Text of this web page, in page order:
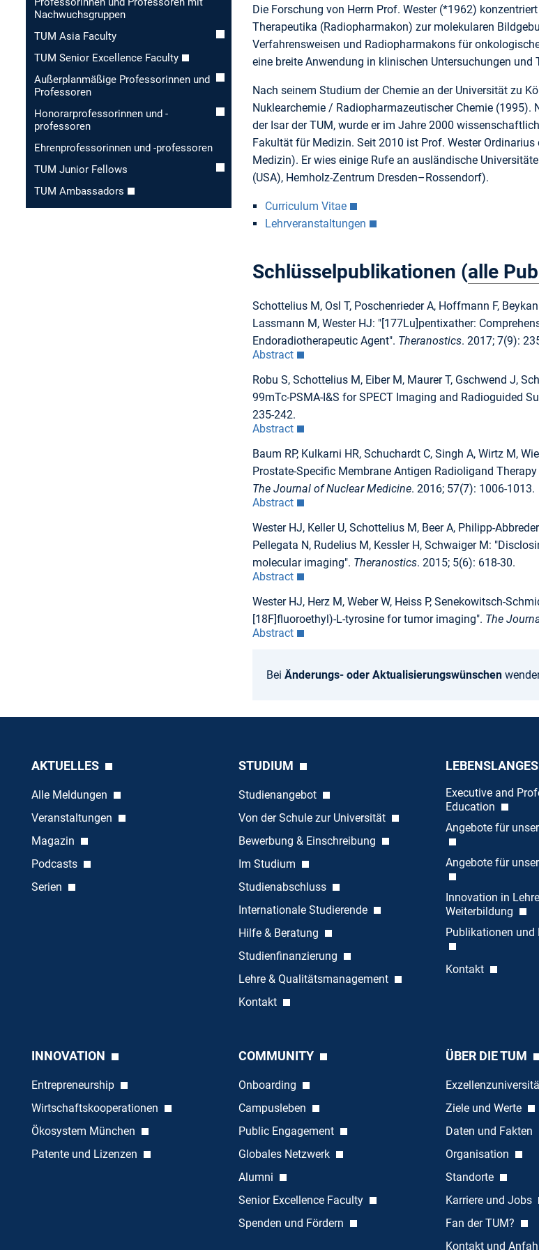
Nachwuchsgruppen
TUM Asia Faculty
TUM Senior Excellence Faculty
Außerplanmäßige Professorinnen und
Professoren
Honorar­professorinnen und -
professoren
Ehren­professorinnen und -professoren
TUM Junior Fellows
TUM Ambassadors
Die Forschung von Herrn Prof. Wester (*1962)
Therapeutika (Radiopharmakon) zur molekularen
Verfahrensweisen und Radiopharmakons für
eine breite Anwendung in klinischen Untersuchungen und
Nach seinem Studium der Chemie an der Universität zu
Nuklearchemie / Radiopharmazeutischer Chemie
der Isar der TUM, wurde er im Jahre 2000
Fakultät für Medizin. Seit 2010 ist Prof. Wester
Medizin). Er wies einige Rufe an ausländische
(USA), Hemholz-Zentrum Dresden–Rossendorf).
Curriculum Vitae
Lehrveranstaltungen
Schlüsselpublikationen (alle
Schottelius M, Osl T, Poschenrieder A, Hoffmann F,
Lassmann M, Wester HJ: "[177Lu]pentixather:
Endoradiotherapeutic Agent". Theranostics. 2017; 7(9):
Abstract
Robu S, Schottelius M, Eiber M, Maurer T, Gschwend J,
99mTc-PSMA-I&S for SPECT Imaging and Radioguided
235-242.
Abstract
Baum RP, Kulkarni HR, Schuchardt C, Singh A, Wirtz M,
Prostate-Specific Membrane Antigen Radioligand
The Journal of Nuclear Medicine. 2016; 57(7): 1006-1013.
Abstract
Wester HJ, Keller U, Schottelius M, Beer A, Philipp-
Pellegata N, Rudelius M, Kessler H, Schwaiger M:
molecular imaging". Theranostics. 2015; 5(6): 618-30.
Abstract
Wester HJ, Herz M, Weber W, Heiss P, Senekowitsch-
[18F]fluoroethyl)-L-tyrosine for tumor imaging". The
Abstract
Bei Änderungs- oder Aktualisierungswünschen
AKTUELLES
Alle Meldungen
Veranstaltungen
Magazin
Podcasts
Serien
STUDIUM
Studienangebot
Von der Schule zur Universität
Bewerbung & Einschreibung
Im Studium
Studienabschluss
Internationale Studierende
Hilfe & Beratung
Studienfinanzierung
Lehre & Qualitätsmanagement
Kontakt
Executive and
Education
Angebote für
Angebote für
Innovation in
Weiterbildung
Publikationen und
Kontakt
INNOVATION
Entrepreneurship
Wirtschaftskooperationen
Ökosystem München
Patente und Lizenzen
COMMUNITY
Onboarding
Campusleben
Public Engagement
Globales Netzwerk
Alumni
Senior Excellence Faculty
Spenden und Fördern
ÜBER DIE TUM
Ziele und Werte
Daten und Fakten
Organisation
Standorte
Karriere und Jobs
Fan der TUM?
Kontakt und